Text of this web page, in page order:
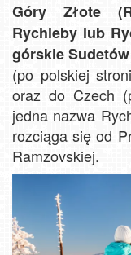
Góry Złote
Rychleby lub
górskie
(po polskiej
oraz do Czech
jedna nazwa
rozciąga się od
Ramzovskiej.